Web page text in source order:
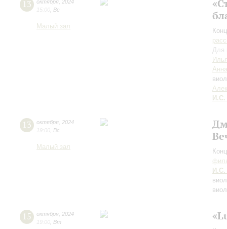
13 октября 2024
15:00 Вс
Малый зал
Для
И.С.
13 октября 2024
19:00 Вс
Малый зал
И.С.
15 октября 2024
19:00 Вт